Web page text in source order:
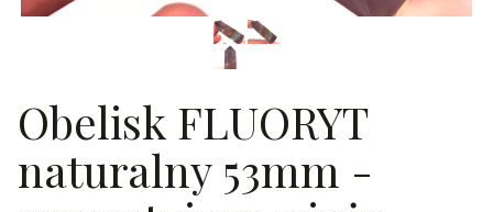
Obelisk FLUORYT
naturalny 53mm -